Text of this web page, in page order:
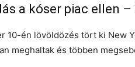
a kóser piac ellen
10-én lövöldözés tört ki New
meghaltak és többen